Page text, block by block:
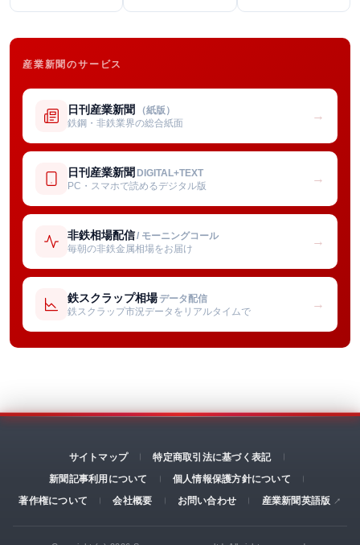
産業新聞のサービス
日刊産業新聞 （紙版）
鉄鋼・非鉄業界の総合紙面
→
日刊産業新聞 DIGITAL+TEXT
PC・スマホで読めるデジタル版
→
非鉄相場配信/ モーニングコール
毎朝の非鉄金属相場をお届け
→
鉄スクラップ相場 データ配信
鉄スクラップ市況データをリアルタイムで
→
サイトマップ
特定商取引法に基づく表記
新聞記事利用について
個人情報保護方針について
著作権について
会社概要 お問い合わせ 産業新聞英語版